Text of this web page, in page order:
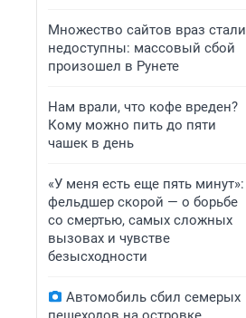
Множество сайтов враз стали
недоступны: массовый сбой
произошел в Рунете
Нам врали, что кофе вреден?
Кому можно пить до пяти
чашек в день
«У меня есть еще пять минут»:
фельдшер скорой — о борьбе
со смертью, самых сложных
вызовах и чувстве
безысходности
Автомобиль сбил семерых